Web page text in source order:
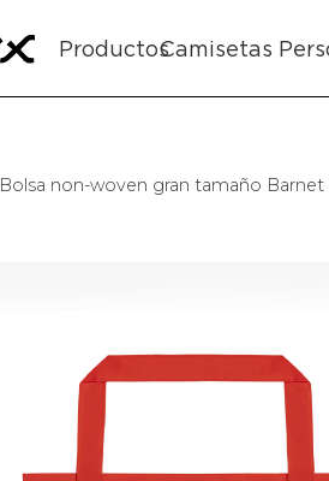
ProductosCamisetas
Bolsa non-woven gran tamaño Barnet